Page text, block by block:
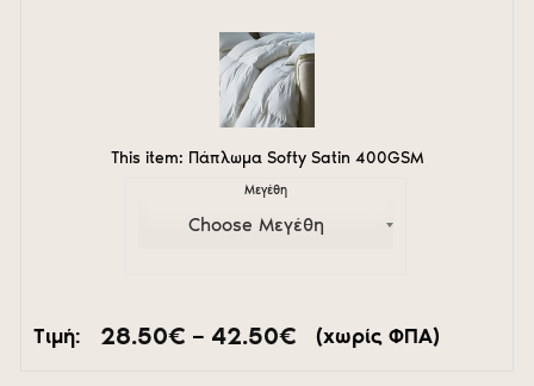
This item: Πάπλωμα Softy Satin 400GSM
Μεγέθη
Τιμή: 28.50€ – 42.50€ Price
range:
(χωρίς ΦΠΑ)